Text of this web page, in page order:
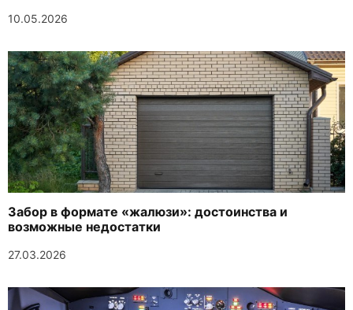
10.05.2026
Забор в формате «жалюзи»: достоинства и
возможные недостатки
27.03.2026